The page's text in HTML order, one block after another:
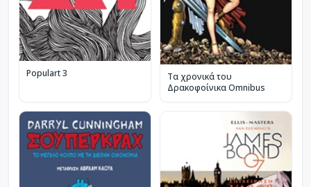
Populart 3
Τα χρονικά του
Δρακοφοίνικα Omnibus